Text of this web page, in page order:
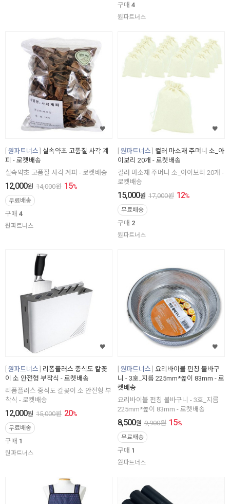
구매 4
원파트너스
원파트너스
실속약초 고품질 사각 계
피 - 로켓배송
실속약초 고품질 사각 계피 - 로켓배송
12,000원 14,000원 15%
무료배송
구매 4
원파트너스
원파트너스
컬러 마소재 주머니 소_아
이보리 20개 - 로켓배송
컬러 마소재 주머니 소_아이보리 20개 -
로켓배송
15,000원 17,000원 12%
무료배송
구매 2
원파트너스
원파트너스
리폼플러스 중식도 칼꽂
이 소 안전형 부착식 - 로켓배송
리폼플러스 중식도 칼꽂이 소 안전형 부
착식 - 로켓배송
12,000원 15,000원 20%
무료배송
구매 1
원파트너스
원파트너스 요리바이블 펀칭 볼바구
니 - 3호_지름 225mm*높이 83mm - 로
켓배송
요리바이블 펀칭 볼바구니 - 3호_지름
225mm*높이 83mm - 로켓배송
8,500원 9,900원 15%
무료배송
구매 1
원파트너스